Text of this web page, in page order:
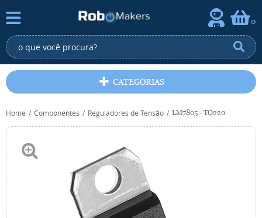
0
CATEGORIAS
Home Componentes Reguladores de Tensão LM7805 - TO220